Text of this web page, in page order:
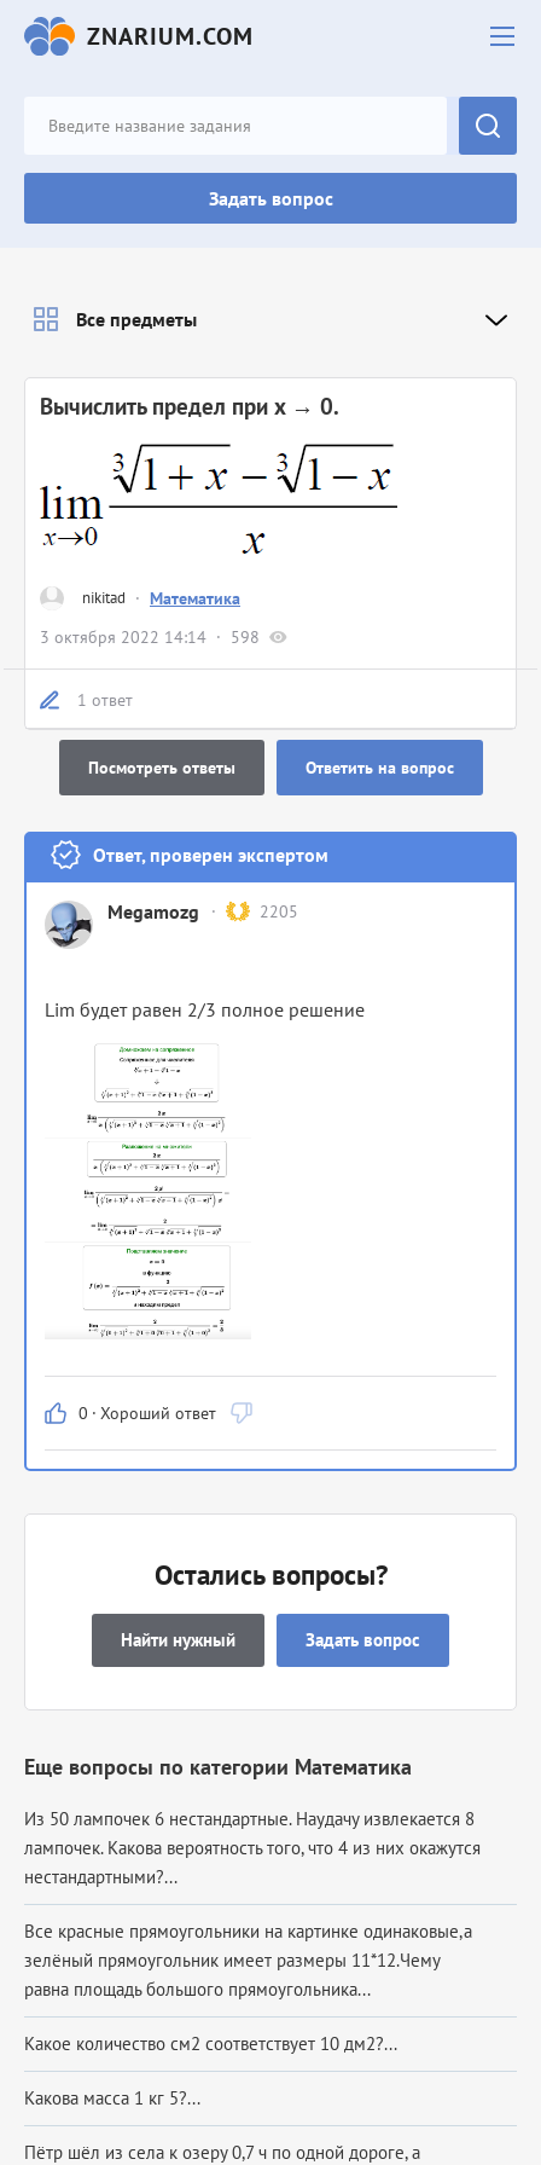
ZNARIUM.COM
Задать вопрос
nikitad · Математика
3 октября 2022 14:14
598
Вычислить предел при x → 0.
1 ответ
Посмотреть ответы Ответить на вопрос
Ответ, проверен экспертом
Megamozg 2205
Lim будет равен 2/3 полное решение
0 · Хороший ответ
Остались вопросы?
Найти нужный Задать вопрос
Еще вопросы по категории Математика
Из 50 лампочек 6 нестандартные. Наудачу извлекается 8
лампочек. Какова вероятность того, что 4 из них окажутся
нестандартными?...
Все красные прямоугольники на картинке одинаковые,а
зелёный прямоугольник имеет размеры 11*12.Чему
равна площадь большого прямоугольника...
Какое количество см2 соответствует 10 дм2?...
Какова масса 1 кг 5?...
Пётр шёл из села к озеру 0,7 ч по одной дороге, а
Все предметы